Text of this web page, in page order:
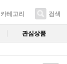
카테고리 검색
관심상품